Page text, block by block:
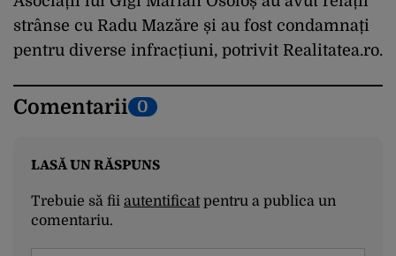
strânse cu Radu Mazăre și au fost condamnați
pentru diverse infracțiuni, potrivit Realitatea.ro.
Comentarii 0
LASĂ UN RĂSPUNS
Trebuie să fii autentificatpentru a publica un
comentariu.